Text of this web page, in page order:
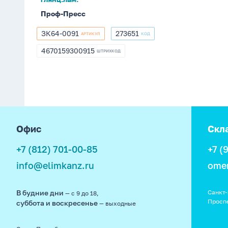
глянц.лам.
Проф-Пресс
ЗК64-
0091
ЗК64-0091 АРТИКУЛ 273651
273651 КОД
4670159300915
4670159300915 ШТРИХКОД
Офис
+7 (812) 701-00-85
info@elimkanz.ru
В будние дни — с 9 до 18,
суббота и воскресенье — выходные
+7